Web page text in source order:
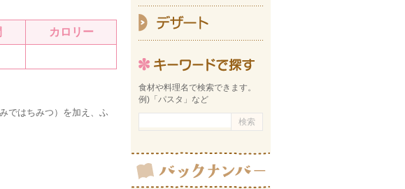
カロリー
みではちみつ）を加え、ふ
食材や料理名で検索できます。
例)「パスタ」など